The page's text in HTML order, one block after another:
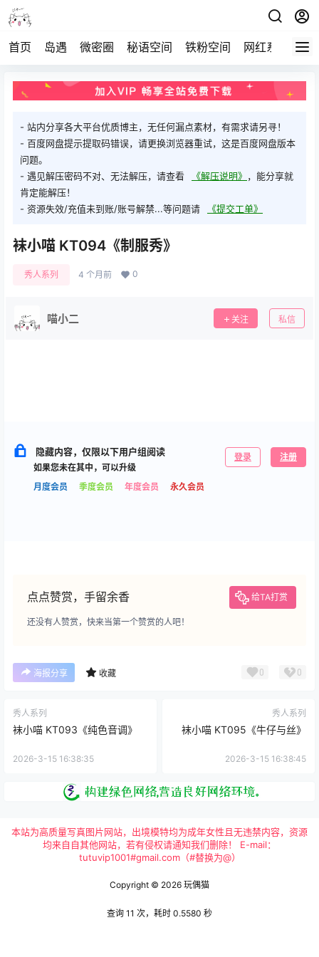
首页 岛遇 微密圈 秘语空间 铁粉空间 网红系列 打
- 站内分享各大平台优质博主，无任何漏点素材，有需求请另寻！
- 百度网盘提示提取码错误，请更换浏览器重试，这是百度网盘版本
问题。
- 遇见解压密码不对、无法解压，请查看
《解压说明》 ，能分享就
肯定能解压！
- 资源失效/充值未到账/账号解禁...等问题请
《提交工单》
袜小喵 KT094《制服秀》
秀人系列 4 个月前 0
喵小二 关注 私信
隐藏内容，仅限以下用户组阅读
如果您未在其中，可以升级
月度会员
季度会员 年度会员 永久会员
登录 注册
点点赞赏，手留余香 给TA打赏
还没有人赞赏，快来当第一个赞赏的人吧！
海报分享 收藏 0 0
秀人系列
袜小喵 KT093《纯色音调》
2026-3-15 16:38:35
秀人系列
袜小喵 KT095《牛仔与丝》
2026-3-15 16:38:45
本站为高质量写真图片网站，出境模特均为成年女性且无违禁内容，资源
均来自自其他网站，若有侵权请通知我们删除！ E-mail：
tutuvip1001#gmail.com（#替换为@）
Copyright © 2026 玩偶猫
查询 11 次，耗时 0.5580 秒